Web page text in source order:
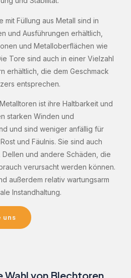
mit Füllung aus Metall sind in
und Ausführungen erhältlich,
und Metalloberflächen wie
Tore sind auch in einer Vielzahl
erhältlich, die dem Geschmack
entsprechen.
ist ihre Haltbarkeit und
starken Winden und
und sind weniger anfällig für
und Fäulnis. Sie sind auch
und andere Schäden, die
verursacht werden können.
außerdem relativ wartungsarm
Instandhaltung.
uns
Wahl von Blechtoren